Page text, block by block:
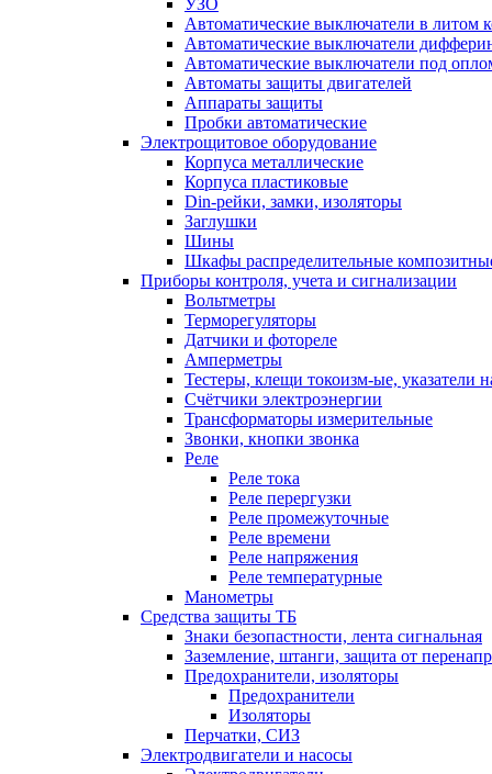
УЗО
Автоматические выключатели в литом
Автоматические выключатели
Автоматические выключатели под
Автоматы защиты двигателей
Аппараты защиты
Пробки автоматические
Электрощитовое оборудование
Корпуса металлические
Корпуса пластиковые
Din-рейки, замки, изоляторы
Заглушки
Шины
Шкафы распределительные
Приборы контроля, учета и сигнализации
Вольтметры
Терморегуляторы
Датчики и фотореле
Амперметры
Тестеры, клещи токоизм-ые, указатели
Счётчики электроэнергии
Трансформаторы измерительные
Звонки, кнопки звонка
Реле
Реле тока
Реле перергузки
Реле промежуточные
Реле времени
Реле напряжения
Реле температурные
Манометры
Средства защиты ТБ
Знаки безопастности, лента сигнальная
Заземление, штанги, защита от
Предохранители, изоляторы
Предохранители
Изоляторы
Перчатки, СИЗ
Электродвигатели и насосы